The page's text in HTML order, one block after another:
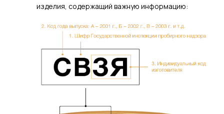
изделия, содержащий важную информацию: